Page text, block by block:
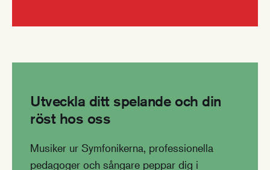
Utveckla ditt spelande och din
röst hos oss
Musiker ur Symfonikerna, professionella
pedagoger och sångare peppar dig i